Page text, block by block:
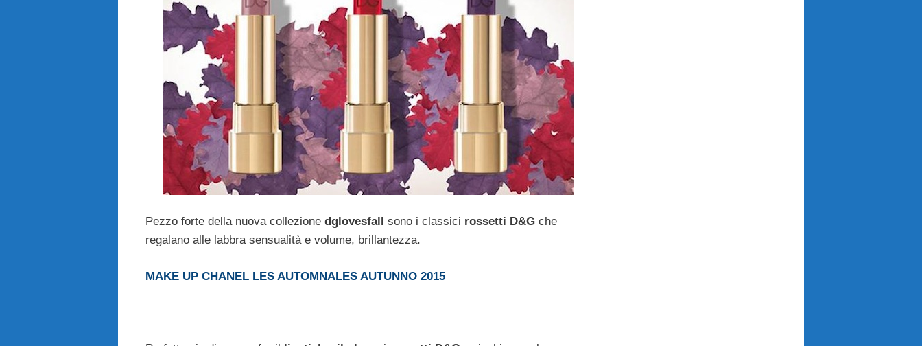
Pezzo forte della nuova collezione dglovesfall sono i classici rossetti D&G che
regalano alle labbra sensualità e volume, brillantezza.
MAKE UP CHANEL LES AUTOMNALES AUTUNNO 2015